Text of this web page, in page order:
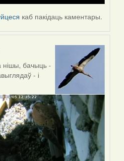
каб пакідаць каментары.
бачыць -
- і